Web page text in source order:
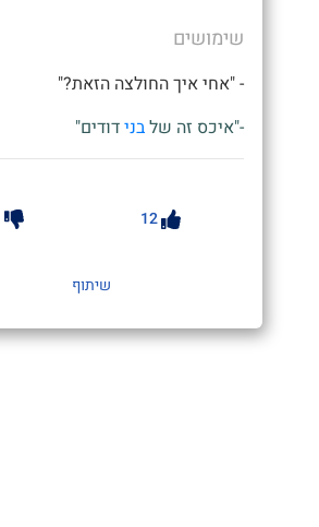
שימושים
- "אחי איך החולצה הזאת?"
-"איכס זה שלבנידודים"
12
שיתוף